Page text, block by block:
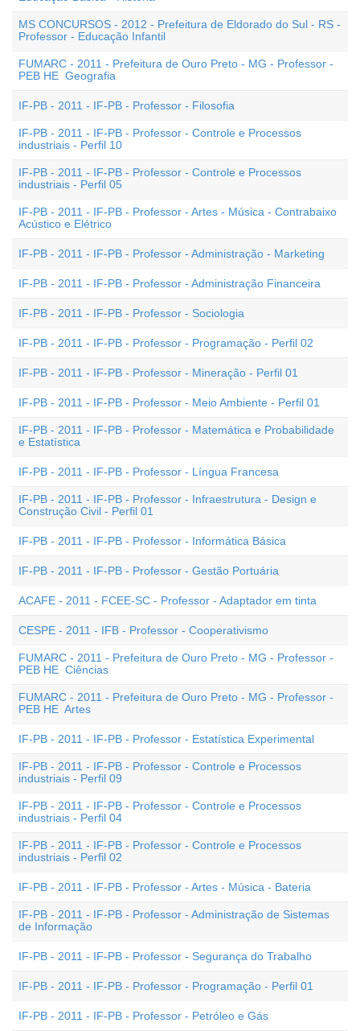
MS CONCURSOS - 2012 - Prefeitura de Eldorado do Sul - RS -
Professor - Educação Infantil
FUMARC - 2011 - Prefeitura de Ouro Preto - MG - Professor -
PEB HE  Geografia
IF-PB - 2011 - IF-PB - Professor - Filosofia
IF-PB - 2011 - IF-PB - Professor - Controle e Processos
industriais - Perfil 10
IF-PB - 2011 - IF-PB - Professor - Controle e Processos
industriais - Perfil 05
IF-PB - 2011 - IF-PB - Professor - Artes - Música - Contrabaixo
Acústico e Elétrico
IF-PB - 2011 - IF-PB - Professor - Administração - Marketing
IF-PB - 2011 - IF-PB - Professor - Administração Financeira
IF-PB - 2011 - IF-PB - Professor - Sociologia
IF-PB - 2011 - IF-PB - Professor - Programação - Perfil 02
IF-PB - 2011 - IF-PB - Professor - Mineração - Perfil 01
IF-PB - 2011 - IF-PB - Professor - Meio Ambiente - Perfil 01
IF-PB - 2011 - IF-PB - Professor - Matemática e Probabilidade
e Estatística
IF-PB - 2011 - IF-PB - Professor - Língua Francesa
IF-PB - 2011 - IF-PB - Professor - Infraestrutura - Design e
Construção Civil - Perfil 01
IF-PB - 2011 - IF-PB - Professor - Informática Básica
IF-PB - 2011 - IF-PB - Professor - Gestão Portuária
ACAFE - 2011 - FCEE-SC - Professor - Adaptador em tinta
CESPE - 2011 - IFB - Professor - Cooperativismo
FUMARC - 2011 - Prefeitura de Ouro Preto - MG - Professor -
PEB HE  Ciências
FUMARC - 2011 - Prefeitura de Ouro Preto - MG - Professor -
PEB HE  Artes
IF-PB - 2011 - IF-PB - Professor - Estatística Experimental
IF-PB - 2011 - IF-PB - Professor - Controle e Processos
industriais - Perfil 09
IF-PB - 2011 - IF-PB - Professor - Controle e Processos
industriais - Perfil 04
IF-PB - 2011 - IF-PB - Professor - Controle e Processos
industriais - Perfil 02
IF-PB - 2011 - IF-PB - Professor - Artes - Música - Bateria
IF-PB - 2011 - IF-PB - Professor - Administração de Sistemas
de Informação
IF-PB - 2011 - IF-PB - Professor - Segurança do Trabalho
IF-PB - 2011 - IF-PB - Professor - Programação - Perfil 01
IF-PB - 2011 - IF-PB - Professor - Petróleo e Gás